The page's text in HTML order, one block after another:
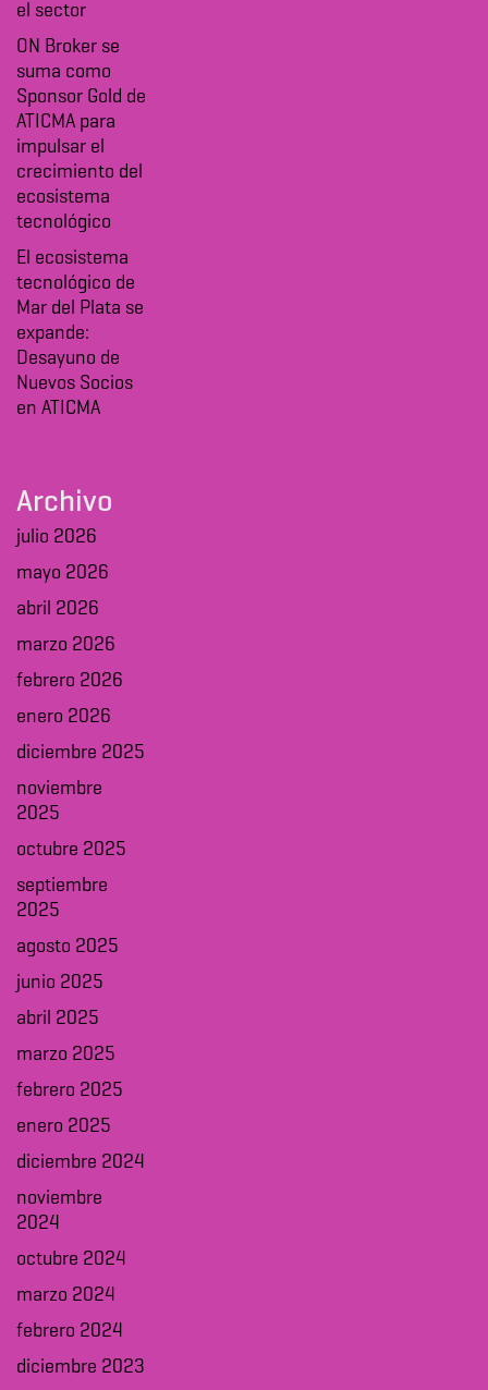
el sector
ON Broker se
suma como
Sponsor Gold de
ATICMA para
impulsar el
crecimiento del
ecosistema
tecnológico
El ecosistema
tecnológico de
Mar del Plata se
expande:
Desayuno de
Nuevos Socios
en ATICMA
Archivo
julio 2026
mayo 2026
abril 2026
marzo 2026
febrero 2026
enero 2026
diciembre 2025
noviembre
2025
octubre 2025
septiembre
2025
agosto 2025
junio 2025
abril 2025
marzo 2025
febrero 2025
enero 2025
diciembre 2024
noviembre
2024
octubre 2024
marzo 2024
febrero 2024
diciembre 2023